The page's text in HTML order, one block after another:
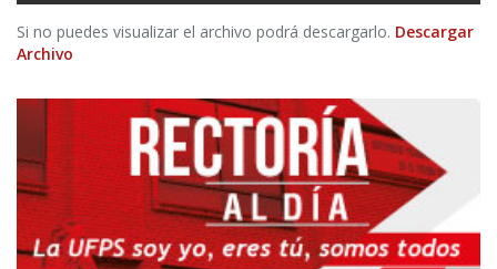
Si no puedes visualizar el archivo podrá descargarlo. Descargar
Archivo